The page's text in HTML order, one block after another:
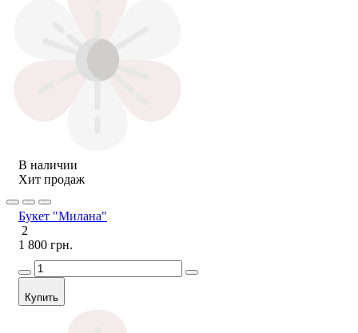
В наличии
Хит продаж
Букет "Милана"
2
1 800 грн.
Купить